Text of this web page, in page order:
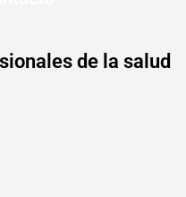
de la salud